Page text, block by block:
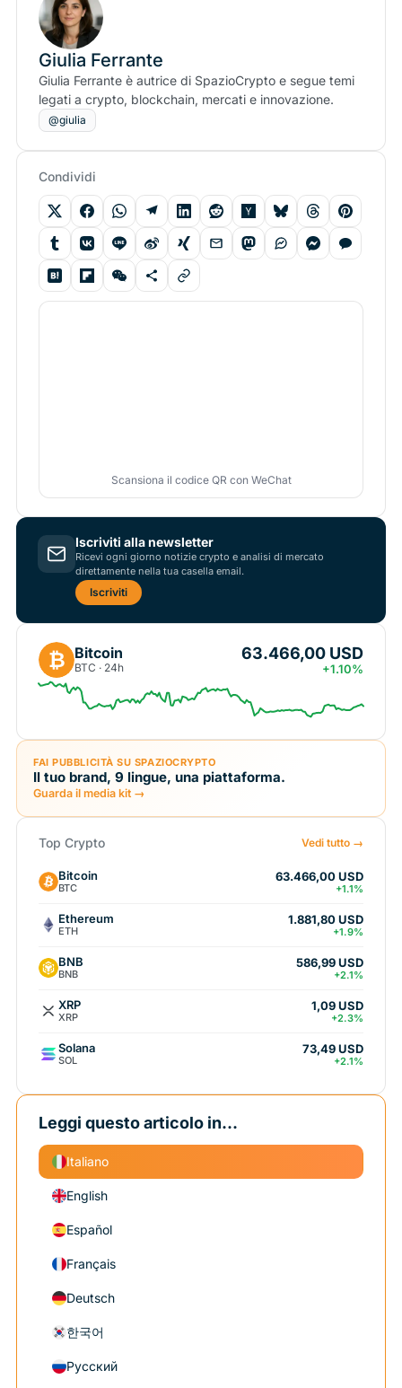
Giulia Ferrante
Giulia Ferrante è autrice di SpazioCrypto e segue temi
legati a crypto, blockchain, mercati e innovazione.
@giulia
Condividi
Scansiona il codice QR con WeChat
Iscriviti alla newsletter
Ricevi ogni giorno notizie crypto e analisi di mercato
direttamente nella tua casella email.
Iscriviti
₿ Bitcoin
BTC · 24h
63.466,00 USD
+1.10%
FAI PUBBLICITÀ SU SPAZIOCRYPTO
Il tuo brand, 9 lingue, una piattaforma.
Guarda il media kit →
Top Crypto Vedi tutto →
Bitcoin
BTC
63.466,00 USD
+1.1%
Ethereum
ETH
1.881,80 USD
+1.9%
BNB
BNB
586,99 USD
+2.1%
XRP
XRP
1,09 USD
+2.3%
Solana
SOL
73,49 USD
+2.1%
Leggi questo articolo in...
Italiano
English
Español
Français
Deutsch
한국어
Русский